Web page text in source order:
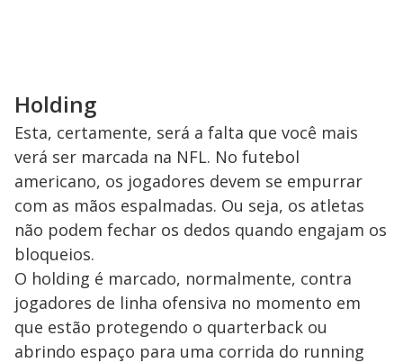
Holding
Esta, certamente, será a falta que você mais
verá ser marcada na NFL. No futebol
americano, os jogadores devem se empurrar
com as mãos espalmadas. Ou seja, os atletas
não podem fechar os dedos quando engajam os
bloqueios.
O holding é marcado, normalmente, contra
jogadores de linha ofensiva no momento em
que estão protegendo o quarterback ou
abrindo espaço para uma corrida do running